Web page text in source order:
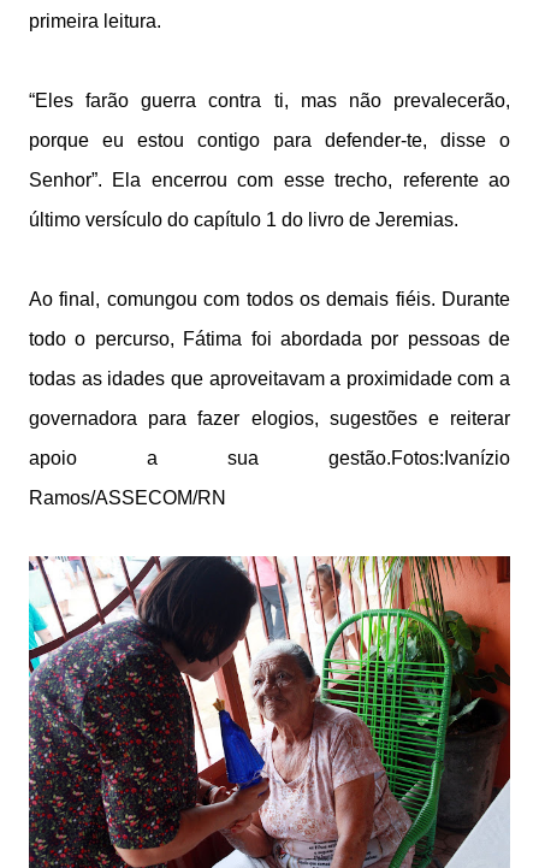
primeira leitura.
“Eles farão guerra contra ti, mas não prevalecerão,
porque eu estou contigo para defender-te, disse o
Senhor”. Ela encerrou com esse trecho, referente ao
último versículo do capítulo 1 do livro de Jeremias.
Ao final, comungou com todos os demais fiéis. Durante
todo o percurso, Fátima foi abordada por pessoas de
todas as idades que aproveitavam a proximidade com a
governadora para fazer elogios, sugestões e reiterar
apoio a sua gestão.Fotos:Ivanízio
Ramos/ASSECOM/RN